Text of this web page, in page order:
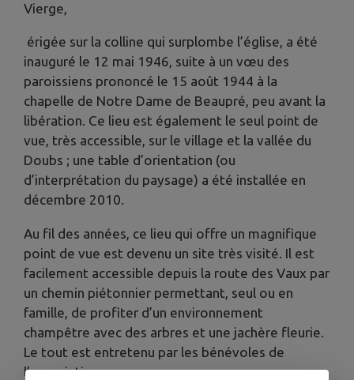
Vierge,
érigée sur la colline qui surplombe l’église, a été
inauguré le 12 mai 1946, suite à un vœu des
paroissiens prononcé le 15 août 1944 à la
chapelle de Notre Dame de Beaupré, peu avant la
libération. Ce lieu est également le seul point de
vue, très accessible, sur le village et la vallée du
Doubs ; une table d’orientation (ou
d’interprétation du paysage) a été installée en
décembre 2010.
Au fil des années, ce lieu qui offre un magnifique
point de vue est devenu un site très visité. Il est
facilement accessible depuis la route des Vaux par
un chemin piétonnier permettant, seul ou en
famille, de profiter d’un environnement
champêtre avec des arbres et une jachère fleurie.
Le tout est entretenu par les bénévoles de
l’association.